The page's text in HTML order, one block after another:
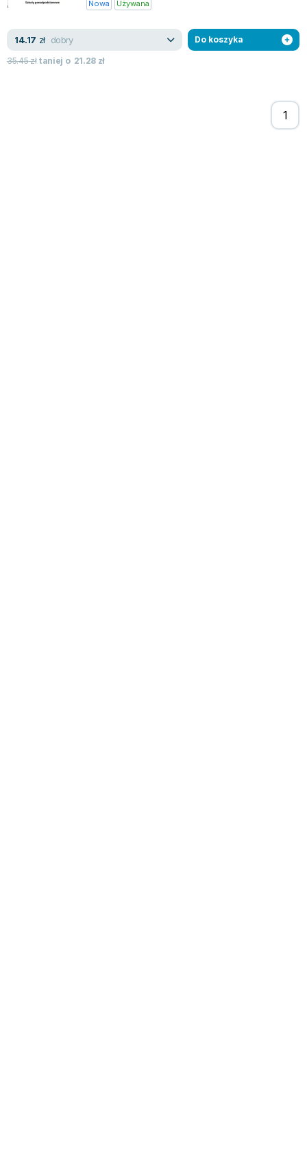
Nowa Używana
14.17 zł dobry
35.45złtaniej o 21.28 zł
Do koszyka